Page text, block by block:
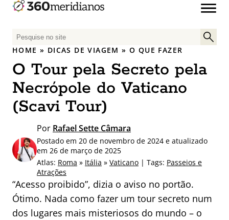
P
e
q
u
i
s
p
o
:
HOME » DICAS DE VIAGEM »O QUE FAZER
O Tour pela Secreto pela
Necrópole do Vaticano
(Scavi Tour)
Por Rafael Sette Câmara
Postado em 20 de novembro de 2024 e atualizado
em 26 de março de 2025
Atlas: Roma » Itália » Vaticano | Tags: Passeios e
Atrações
“Acesso proibido”, dizia o aviso no portão.
Ótimo. Nada como fazer um tour secreto num
dos lugares mais misteriosos do mundo – o